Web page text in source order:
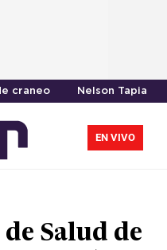
craneo Nelson Tapia
EN VIVO
Salud de